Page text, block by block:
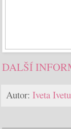
DALŠÍ
Autor: Iveta